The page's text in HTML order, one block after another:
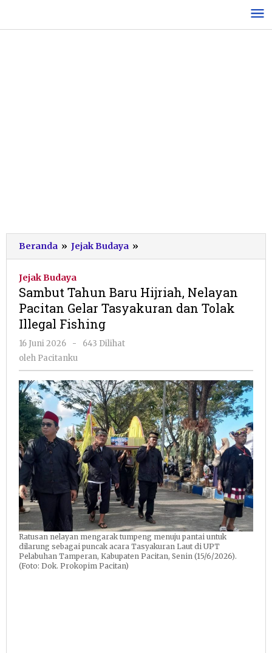
konten
Beranda » Jejak Budaya »
Tahun
Nelayan
Pacitan
Illegal
Fishing
Jejak Budaya
Sambut Tahun Baru Hijriah, Nelayan
Pacitan Gelar Tasyakuran dan Tolak
Illegal Fishing
16 Juni 2026
oleh
Pacitanku
-
643 Dilihat
oleh Pacitanku
Ratusan nelayan mengarak tumpeng menuju pantai untuk
dilarung sebagai puncak acara Tasyakuran Laut di UPT
Pelabuhan Tamperan, Kabupaten Pacitan, Senin (15/6/2026).
(Foto: Dok. Prokopim Pacitan)